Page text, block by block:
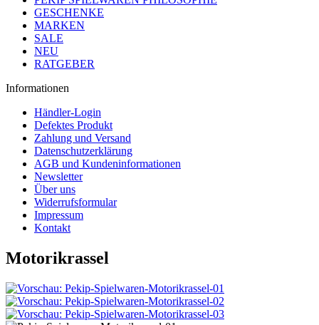
GESCHENKE
MARKEN
SALE
NEU
RATGEBER
Informationen
Händler-Login
Defektes Produkt
Zahlung und Versand
Datenschutzerklärung
AGB und Kundeninformationen
Newsletter
Über uns
Widerrufsformular
Impressum
Kontakt
Motorikrassel